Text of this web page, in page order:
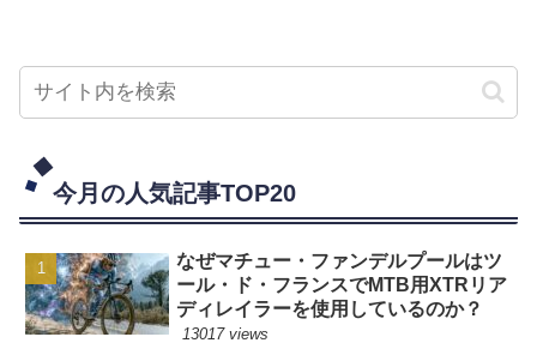
今月の人気記事TOP20
なぜマチュー・ファンデルプールはツ
ール・ド・フランスでMTB用XTRリア
ディレイラーを使用しているのか？
13017 views